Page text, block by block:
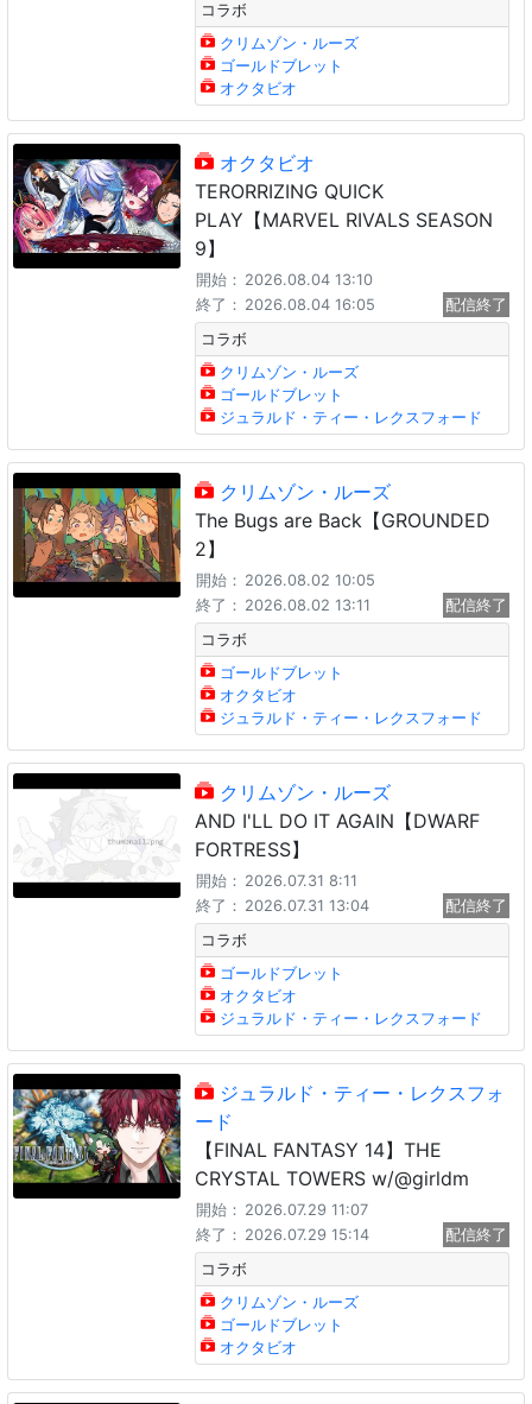
コラボ
クリムゾン・ルーズ
ゴールドブレット
オクタビオ
オクタビオ
TERORRIZING QUICK
PLAY【MARVEL RIVALS SEASON
9】
開始： 2026.08.04 13:10
終了： 2026.08.04 16:05
配信終了
コラボ
クリムゾン・ルーズ
ゴールドブレット
ジュラルド・ティー・レクスフォード
クリムゾン・ルーズ
The Bugs are Back【GROUNDED
2】
開始： 2026.08.02 10:05
終了： 2026.08.02 13:11
配信終了
コラボ
ゴールドブレット
オクタビオ
ジュラルド・ティー・レクスフォード
クリムゾン・ルーズ
AND I'LL DO IT AGAIN【DWARF
FORTRESS】
開始： 2026.07.31 8:11
終了： 2026.07.31 13:04
配信終了
コラボ
ゴールドブレット
オクタビオ
ジュラルド・ティー・レクスフォード
ジュラルド・ティー・レクスフォ
ード
【FINAL FANTASY 14】THE
CRYSTAL TOWERS w/@girldm
開始： 2026.07.29 11:07
終了： 2026.07.29 15:14
配信終了
コラボ
クリムゾン・ルーズ
ゴールドブレット
オクタビオ